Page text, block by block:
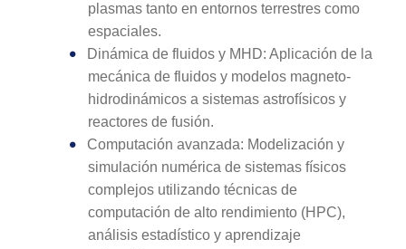
plasmas tanto en entornos terrestres como
espaciales.
Dinámica de fluidos y MHD: Aplicación de la
mecánica de fluidos y modelos magneto-
hidrodinámicos a sistemas astrofísicos y
reactores de fusión.
Computación avanzada: Modelización y
simulación numérica de sistemas físicos
complejos utilizando técnicas de
computación de alto rendimiento (HPC),
análisis estadístico y aprendizaje